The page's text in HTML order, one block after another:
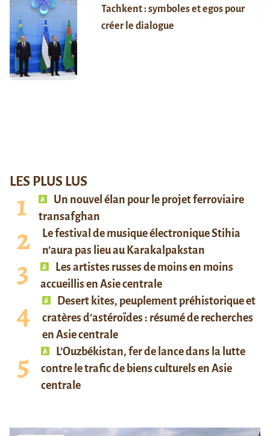
Tachkent : symboles et egos pour
créer le dialogue
LES PLUS LUS
Un nouvel élan pour le projet ferroviaire
transafghan
Le festival de musique électronique Stihia
n’aura pas lieu au Karakalpakstan
Les artistes russes de moins en moins
accueillis en Asie centrale
Desert kites, peuplement préhistorique et
cratères d’astéroïdes : résumé de recherches
en Asie centrale
L’Ouzbékistan, fer de lance dans la lutte
contre le trafic de biens culturels en Asie
centrale